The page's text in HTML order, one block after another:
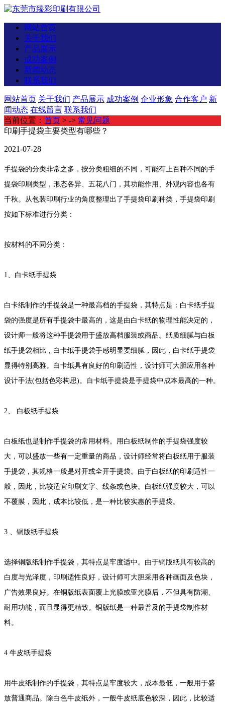
网站首页
关于我们
产品展示
成功案例
新闻动态
联系我们
网站首页 关于我们 产品展示 成功案例 企业形象 合作客户 新
闻动态 在线留言 联系我们
当前位置： 首页 > -> 常见问题
印刷手提袋主要类型有哪些？
2021-07-28
手提袋的分类非常之多，按分类粗细的不同，可能有上百种不同的手
提袋印刷类型，形态各异、五花八门，其功能作用、外观内容也各有
千秋。从包装印刷行业的角度整理出了手提袋印刷种类，手提袋印刷
按如下标准进行分类：
按材料的不同分类：
1、白卡纸手提袋
白卡纸制作的手提袋是一种最高档的手提袋，其特点是：白卡纸手提
袋的强度是所有手提袋中最高的，这是由白卡纸的物理性能决定的，
设计师一般将这种手提袋用于盛放高档服装或商品。纸质细腻与白板
纸手提袋相比，白卡纸手提袋手感明显要细腻，因此，白卡纸手提袋
显得特别高雅。白卡纸具有良好的印刷适性，设计师可大胆应用各种
设计手法(包括色彩构思)。白卡纸手提袋是手提袋中成本最高的一种。
2、 白板纸手提袋
白板纸也是制作手提袋的常用材料。用白板纸制作的手提袋强度较
大，可以盛放一些有一定重量的商品，设计师经常将白板纸用于服装
手提袋，其规格一般是对开或全开手提袋。由于白板纸的印刷适性一
般，因此，比较适宜印刷文字、线条或色块。白板纸强度较大，可以
不覆膜，因此，成本比较低，是一种比较实惠的手提袋。
3 、铜版纸手提袋
选择铜版纸制作手提袋，其特点是牢度适中。由于铜版纸具有较高的
白度与光泽度，印刷适性良好，设计师可大胆采用各种画面及色块，
广告效果良好。在铜版纸表面覆上光膜或亚光膜后，不但具有防潮、
耐用功能，而且显得更精致。铜版纸是一种最普及的手提袋制作材
料。
4 牛皮纸手提袋
用牛皮纸制作的手提袋，其特点是牢度较大，成本最低，一般用于盛
放普通商品。除白色牛皮纸外，一般牛皮纸底色较深，因此，比较适